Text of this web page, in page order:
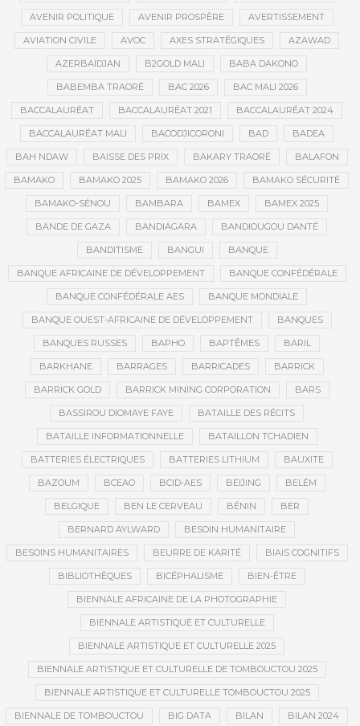
AVENIR POLITIQUE AVENIR PROSPÈRE AVERTISSEMENT
AVIATION CIVILE AVOC AXES STRATÉGIQUES AZAWAD
AZERBAÏDJAN B2GOLD MALI BABA DAKONO
BABEMBA TRAORÉ BAC 2026 BAC MALI 2026
BACCALAURÉAT BACCALAURÉAT 2021 BACCALAURÉAT 2024
BACCALAURÉAT MALI BACODJICORONI BAD BADEA
BAH NDAW BAISSE DES PRIX BAKARY TRAORÉ BALAFON
BAMAKO BAMAKO 2025 BAMAKO 2026 BAMAKO SÉCURITÉ
BAMAKO-SÉNOU BAMBARA BAMEX BAMEX 2025
BANDE DE GAZA BANDIAGARA BANDIOUGOU DANTÉ
BANDITISME BANGUI BANQUE
BANQUE AFRICAINE DE DÉVELOPPEMENT BANQUE CONFÉDÉRALE
BANQUE CONFÉDÉRALE AES BANQUE MONDIALE
BANQUE OUEST-AFRICAINE DE DÉVELOPPEMENT BANQUES
BANQUES RUSSES BAPHO BAPTÊMES BARIL
BARKHANE BARRAGES BARRICADES BARRICK
BARRICK GOLD BARRICK MINING CORPORATION BARS
BASSIROU DIOMAYE FAYE BATAILLE DES RÉCITS
BATAILLE INFORMATIONNELLE BATAILLON TCHADIEN
BATTERIES ÉLECTRIQUES BATTERIES LITHIUM BAUXITE
BAZOUM BCEAO BCID-AES BEIJING BELÉM
BELGIQUE BEN LE CERVEAU BÉNIN BER
BERNARD AYLWARD BESOIN HUMANITAIRE
BESOINS HUMANITAIRES BEURRE DE KARITÉ BIAIS COGNITIFS
BIBLIOTHÈQUES BICÉPHALISME BIEN-ÊTRE
BIENNALE AFRICAINE DE LA PHOTOGRAPHIE
BIENNALE ARTISTIQUE ET CULTURELLE
BIENNALE ARTISTIQUE ET CULTURELLE 2025
BIENNALE ARTISTIQUE ET CULTURELLE DE TOMBOUCTOU 2025
BIENNALE ARTISTIQUE ET CULTURELLE TOMBOUCTOU 2025
BIENNALE DE TOMBOUCTOU BIG DATA BILAN BILAN 2024